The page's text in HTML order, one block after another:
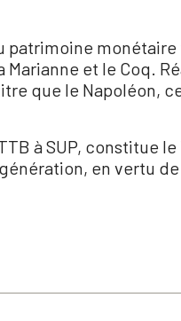
monétaire
et le Coq.
que le Napoléon,
à SUP, constitue
en vertu